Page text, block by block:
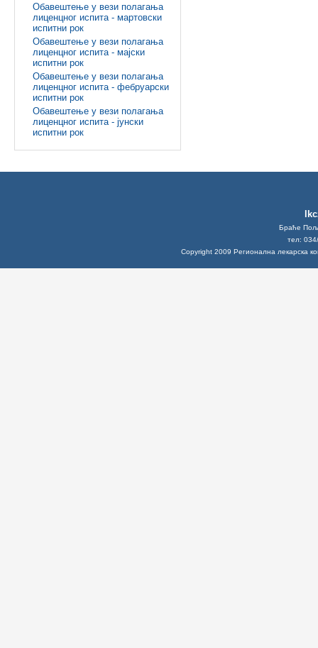
Обавештење у вези полагања
лиценцног испита - мартовски
испитни рок
Обавештење у вези полагања
лиценцног испита - мајски
испитни рок
Обавештење у вези полагања
лиценцног испита - фебруарски
испитни рок
Обавештење у вези полагања
лиценцног испита - јунски
испитни рок
Браће
тел:
Copyright 2009 Регионална лекарска